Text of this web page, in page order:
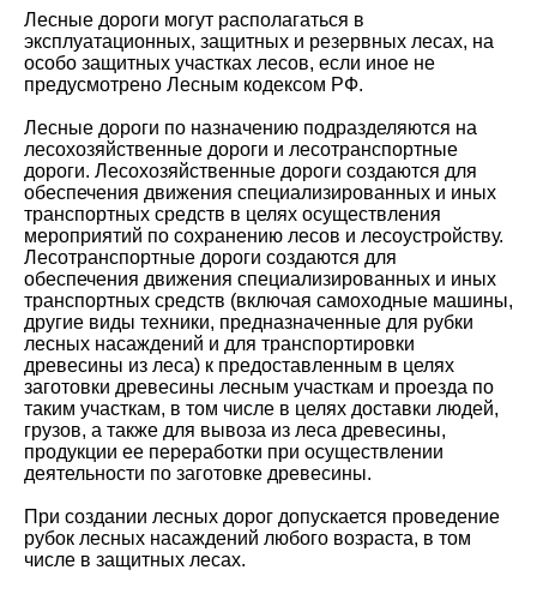
Лесные дороги могут располагаться в
эксплуатационных, защитных и резервных лесах, на
особо защитных участках лесов, если иное не
предусмотрено Лесным кодексом РФ.
Лесные дороги по назначению подразделяются на
лесохозяйственные дороги и лесотранспортные
дороги. Лесохозяйственные дороги создаются для
обеспечения движения специализированных и иных
транспортных средств в целях осуществления
мероприятий по сохранению лесов и лесоустройству.
Лесотранспортные дороги создаются для
обеспечения движения специализированных и иных
транспортных средств (включая самоходные машины,
другие виды техники, предназначенные для рубки
лесных насаждений и для транспортировки
древесины из леса) к предоставленным в целях
заготовки древесины лесным участкам и проезда по
таким участкам, в том числе в целях доставки людей,
грузов, а также для вывоза из леса древесины,
продукции ее переработки при осуществлении
деятельности по заготовке древесины.
При создании лесных дорог допускается проведение
рубок лесных насаждений любого возраста, в том
числе в защитных лесах.